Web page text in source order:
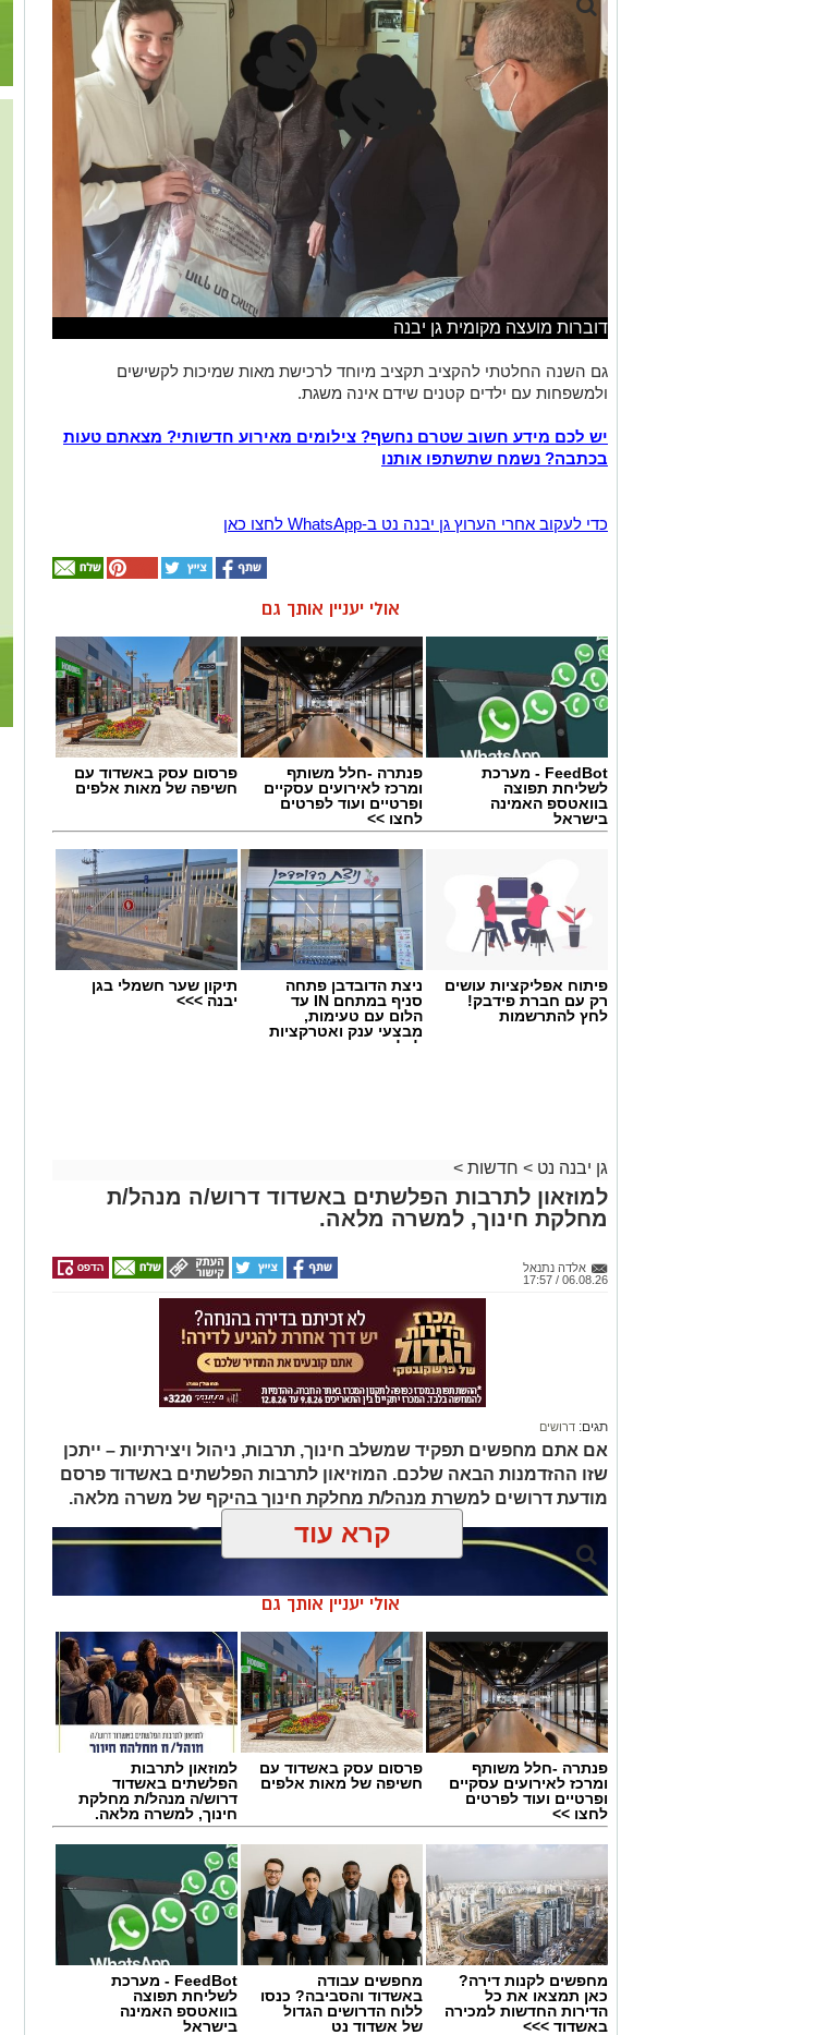
דוברות מועצה מקומית גן יבנה
גם השנה החלטתי להקציב תקציב מיוחד לרכישת מאות שמיכות לקשישים
ולמשפחות עם ילדים קטנים שידם אינה משגת.
יש לכם מידע חשוב שטרם נחשף? צילומים מאירוע חדשותי? מצאתם טעות
בכתבה? נשמח שתשתפו אותנו
‏כדי לעקוב אחרי הערוץ גן יבנה נט ב-WhatsApp לחצו כאן
אולי יעניין אותך גם
FeedBot - מערכת
לשליחת תפוצה
בוואטספ האמינה
בישראל
פנתרה -חלל משותף
ומרכז לאירועים עסקיים
ופרטיים ועוד לפרטים
לחצו >>
פרסום עסק באשדוד עם
חשיפה של מאות אלפים
פיתוח אפליקציות עושים
רק עם חברת פידבק!
לחץ להתרשמות
ניצת הדובדבן פתחה
סניף במתחם IN עד
הלום עם טעימות,
מבצעי ענק ואטרקציות
לכל המשפחה
תיקון שער חשמלי בגן
יבנה >>>
גן יבנה נט > חדשות >
למוזאון לתרבות הפלשתים באשדוד דרוש/ה מנהל/ת
מחלקת חינוך, למשרה מלאה.
אלדה נתנאל
06.08.26 / 17:57
תגים: דרושים
אם אתם מחפשים תפקיד שמשלב חינוך, תרבות, ניהול ויצירתיות – ייתכן
שזו ההזדמנות הבאה שלכם. המוזיאון לתרבות הפלשתים באשדוד פרסם
מודעת דרושים למשרת מנהל/ת מחלקת חינוך בהיקף של משרה מלאה.
גיוס
במסגרת התפקיד יידרש המועמד להוביל את תחום החינוך וההדרכה במוזיאון, לנהל
ולהוביל צוות מקצועי, לפתח תוכניות חינוכיות, ליצור אירועי תוכן ופרויקטים ייחודיים
קרא עוד
אולי יעניין אותך גם
פנתרה -חלל משותף
ומרכז לאירועים עסקיים
ופרטיים ועוד לפרטים
לחצו >>
פרסום עסק באשדוד עם
חשיפה של מאות אלפים
למוזאון לתרבות
הפלשתים באשדוד
דרוש/ה מנהל/ת מחלקת
חינוך, למשרה מלאה.
מחפשים לקנות דירה?
כאן תמצאו את כל
הדירות החדשות למכירה
באשדוד >>>
מחפשים עבודה
באשדוד והסביבה? כנסו
ללוח הדרושים הגדול
של אשדוד נט
FeedBot - מערכת
לשליחת תפוצה
בוואטספ האמינה
בישראל